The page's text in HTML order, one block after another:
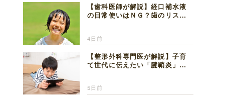
【歯科医師が解説】経口補水液
の日常使いはＮＧ？歯のリスク
4日前
【整形外科専門医が解説】子育
て世代に伝えたい「腱鞘炎」の
5日前